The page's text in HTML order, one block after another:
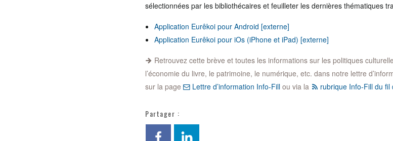
sélectionnées par les bibliothécaires et feuilleter les dernières thématiques
Application Eurêkoi pour Android [externe]
Application Eurêkoi pour iOs (iPhone et iPad) [externe]
Retrouvez cette brève et toutes les informations sur les politiques
l’économie du livre, le patrimoine, le numérique, etc. dans notre lettre
sur la page
Lettre d’information Info-Fill ou via la rubrique Info-Fill du fil
Partager :